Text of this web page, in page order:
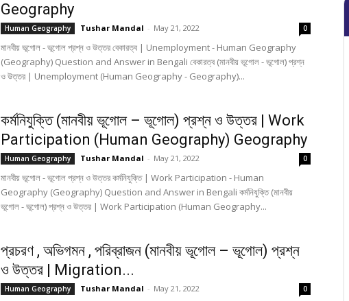
Geography
Human Geography Tushar Mandal - May 21, 2022 0
মানবীয় ভূগোল - ভূগোল প্রশ্ন ও উত্তর বেকারত্ব | Unemployment - Human Geography
(Geography) Question and Answer in Bengali বেকারত্ব (মানবীয় ভূগোল - ভূগোল) প্রশ্ন
ও উত্তর | Unemployment (Human Geography - Geography)...
কর্মনিযুক্তি (মানবীয় ভূগোল – ভূগোল) প্রশ্ন ও উত্তর | Work
Participation (Human Geography) Geography
Human Geography Tushar Mandal - May 21, 2022 0
মানবীয় ভূগোল - ভূগোল প্রশ্ন ও উত্তর কর্মনিযুক্তি | Work Participation - Human
Geography (Geography) Question and Answer in Bengali কর্মনিযুক্তি (মানবীয়
ভূগোল - ভূগোল) প্রশ্ন ও উত্তর | Work Participation (Human Geography...
প্রচরণ , অভিগমন , পরিব্রাজন (মানবীয় ভূগোল – ভূগোল) প্রশ্ন
ও উত্তর | Migration...
Human Geography Tushar Mandal - May 21, 2022 0